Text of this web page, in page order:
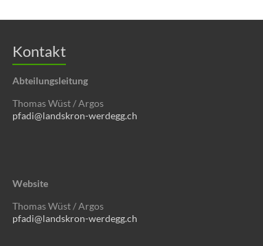
Kontakt
Abteilungsleitung
Thomas Wüst / Argos
pfadi@landskron-werdegg.ch
Website
Thomas Wüst / Argos
pfadi@landskron-werdegg.ch